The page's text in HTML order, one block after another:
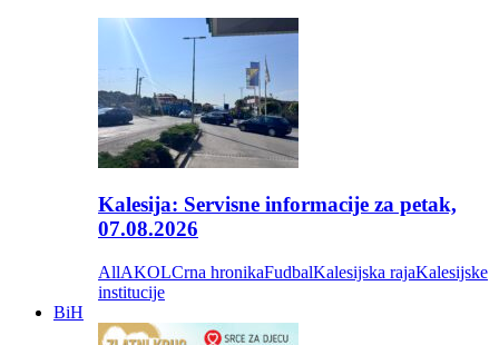
Kalesija: Servisne informacije za petak,
07.08.2026
AllAKOLCrna hronikaFudbalKalesijska rajaKalesijske
institucije
BiH